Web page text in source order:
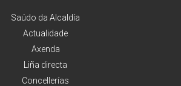
Saúdo da Alcaldía
Actualidade
Axenda
Liña directa
Concellerías